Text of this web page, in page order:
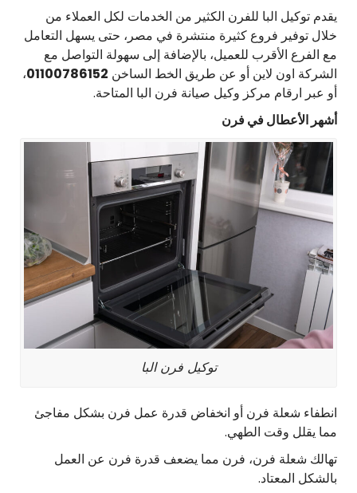
يقدم توكيل البا للفرن الكثير من الخدمات لكل العملاء من
خلال توفير فروع كثيرة منتشرة في مصر، حتى يسهل التعامل
مع الفرع الأقرب للعميل، بالإضافة إلى سهولة التواصل مع
الشركة اون لاين أو عن طريق الخط الساخن 01100786152،
أو عبر ارقام مركز وكيل صيانة فرن البا المتاحة.
أشهر الأعطال في فرن
توكيل فرن البا
انطفاء شعلة فرن أو انخفاض قدرة عمل فرن بشكل مفاجئ
مما يقلل وقت الطهي.
تهالك شعلة فرن، فرن مما يضعف قدرة فرن عن العمل
بالشكل المعتاد.